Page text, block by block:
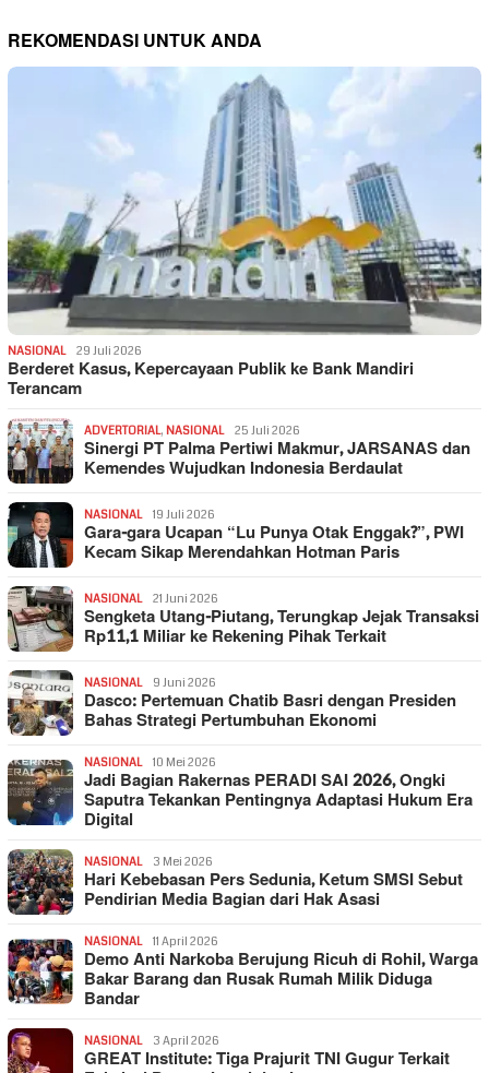
REKOMENDASI UNTUK ANDA
NASIONAL 29 Juli 2026
Berderet Kasus, Kepercayaan Publik ke Bank Mandiri
Terancam
ADVERTORIAL, NASIONAL 25 Juli 2026
Sinergi PT Palma Pertiwi Makmur, JARSANAS dan
Kemendes Wujudkan Indonesia Berdaulat
NASIONAL 19 Juli 2026
Gara-gara Ucapan “Lu Punya Otak Enggak?”, PWI
Kecam Sikap Merendahkan Hotman Paris
NASIONAL 21 Juni 2026
Sengketa Utang-Piutang, Terungkap Jejak Transaksi
Rp11,1 Miliar ke Rekening Pihak Terkait
NASIONAL 9 Juni 2026
Dasco: Pertemuan Chatib Basri dengan Presiden
Bahas Strategi Pertumbuhan Ekonomi
NASIONAL 10 Mei 2026
Jadi Bagian Rakernas PERADI SAI 2026, Ongki
Saputra Tekankan Pentingnya Adaptasi Hukum Era
Digital
NASIONAL 3 Mei 2026
Hari Kebebasan Pers Sedunia, Ketum SMSI Sebut
Pendirian Media Bagian dari Hak Asasi
NASIONAL 11 April 2026
Demo Anti Narkoba Berujung Ricuh di Rohil, Warga
Bakar Barang dan Rusak Rumah Milik Diduga
Bandar
NASIONAL 3 April 2026
GREAT Institute: Tiga Prajurit TNI Gugur Terkait